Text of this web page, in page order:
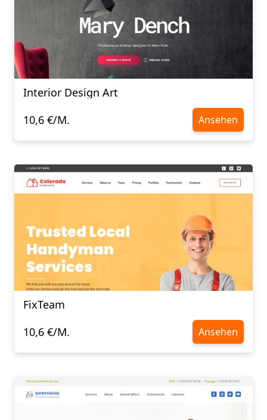
Interior Design Art
10,6 €/M.
Ansehen
FixTeam
10,6 €/M.
Ansehen